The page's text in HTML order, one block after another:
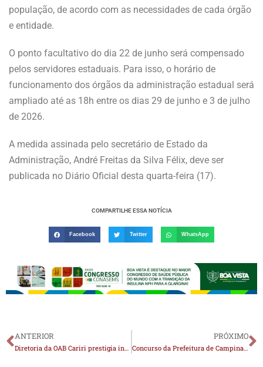
população, de acordo com as necessidades de cada órgão
e entidade.
O ponto facultativo do dia 22 de junho será compensado
pelos servidores estaduais. Para isso, o horário de
funcionamento dos órgãos da administração estadual será
ampliado até as 18h entre os dias 29 de junho e 3 de julho
de 2026.
A medida assinada pelo secretário de Estado da
Administração, André Freitas da Silva Félix, deve ser
publicada no Diário Oficial desta quarta-feira (17).
COMPARTILHE ESSA NOTÍCIA
Facebook Twitter WhatsApp
ANTERIOR
Diretoria da OAB Cariri prestigia inauguração da nova sede da OAB-PB, em João Pessoa
PRÓXIMO
Concurso da Prefeitura de Campina Grande prorroga inscrições até 13 de julho